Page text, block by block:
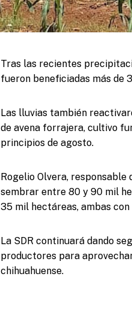
Tras las recientes
fueron beneficiadas más de
Las lluvias también
de avena forrajera, cultivo
principios de agosto.
Rogelio Olvera,
sembrar entre 80 y 90 mil
35 mil hectáreas, ambas
La SDR continuará dando
productores para
chihuahuense.